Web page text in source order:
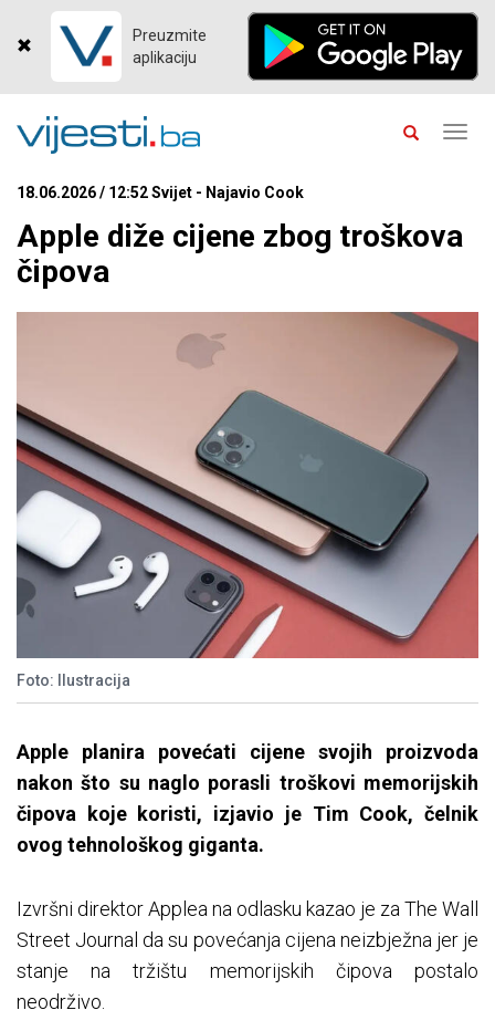
Preuzmite
aplikaciju
18.06.2026 / 12:52 Svijet - Najavio Cook
Apple diže cijene zbog troškova
čipova
Foto: Ilustracija
Apple planira povećati cijene svojih proizvoda
nakon što su naglo porasli troškovi memorijskih
čipova koje koristi, izjavio je Tim Cook, čelnik
ovog tehnološkog giganta.
Izvršni direktor Applea na odlasku kazao je za The Wall
Street Journal da su povećanja cijena neizbježna jer je
stanje na tržištu memorijskih čipova postalo
neodrživo.